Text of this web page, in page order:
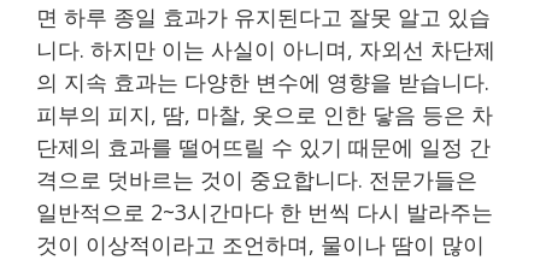
면 하루 종일 효과가 유지된다고 잘못 알고 있습
니다. 하지만 이는 사실이 아니며, 자외선 차단제
의 지속 효과는 다양한 변수에 영향을 받습니다.
피부의 피지, 땀, 마찰, 옷으로 인한 닿음 등은 차
단제의 효과를 떨어뜨릴 수 있기 때문에 일정 간
격으로 덧바르는 것이 중요합니다. 전문가들은
일반적으로 2~3시간마다 한 번씩 다시 발라주는
것이 이상적이라고 조언하며, 물이나 땀이 많이